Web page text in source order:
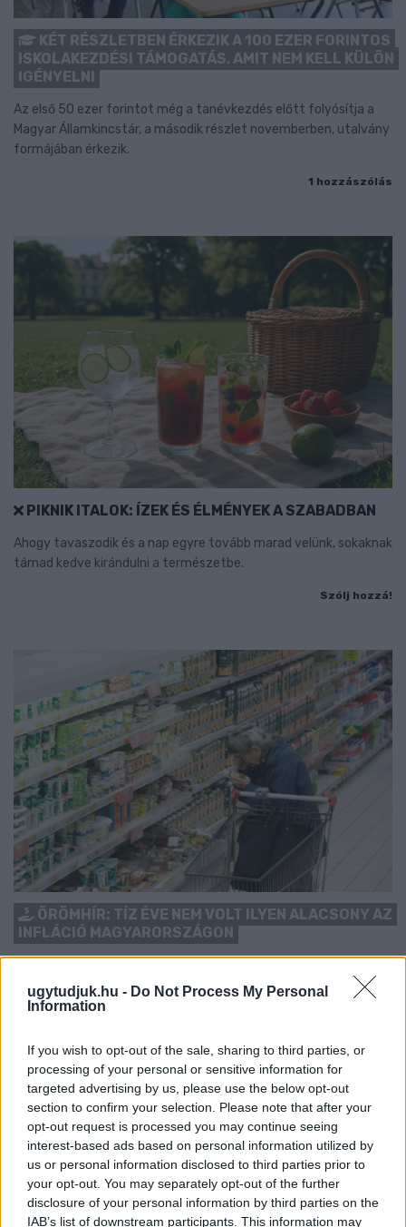
ugytudjuk.hu - Do Not Process My Personal
Information
If you wish to opt-out of the sale, sharing to third parties, or
processing of your personal or sensitive information for
targeted advertising by us, please use the below opt-out
section to confirm your selection. Please note that after your
opt-out request is processed you may continue seeing
interest-based ads based on personal information utilized by
us or personal information disclosed to third parties prior to
your opt-out. You may separately opt-out of the further
disclosure of your personal information by third parties on the
IAB’s list of downstream participants. This information may
KÉT RÉSZLETBEN ÉRKEZIK A 100 EZER FORINTOS
ISKOLAKEZDÉSI TÁMOGATÁS, AMIT NEM KELL KÜLÖN
IGÉNYELNI
Az első 50 ezer forintot még a tanévkezdés előtt folyósítja a
Magyar Államkincstár, a második részlet novemberben, utalvány
formájában érkezik.
1 hozzászólás
PIKNIK ITALOK: ÍZEK ÉS ÉLMÉNYEK A SZABADBAN
Ahogy tavaszodik és a nap egyre tovább marad velünk, sokaknak
támad kedve kirándulni a természetbe.
Szólj hozzá!
ÖRÖMHÍR: TÍZ ÉVE NEM VOLT ILYEN ALACSONY AZ
INFLÁCIÓ MAGYARORSZÁGON
összevetésben a fogyasztói árak, miközben az élelmiszerek ára
már csökkent.